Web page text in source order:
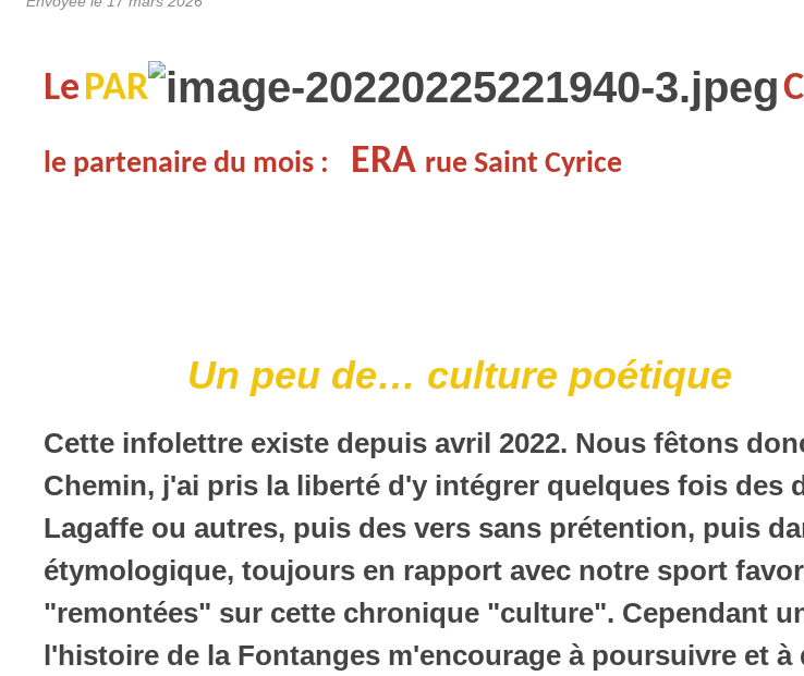
LePAR
le partenaire du mois : ERA rue Saint Cyrice
Un peu de… culture poétique
Cette infolettre existe depuis avril 2022. Nous fêtons
Chemin, j'ai pris la liberté d'y intégrer quelques fois des
Lagaffe ou autres, puis des vers sans prétention, puis
étymologique, toujours en rapport avec notre sport
"remontées" sur cette chronique "culture". Cependant
l'histoire de la Fontanges m'encourage à poursuivre et